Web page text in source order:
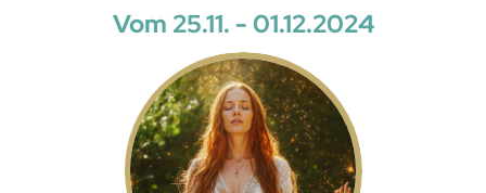
Vom 25.11. - 01.12.2024